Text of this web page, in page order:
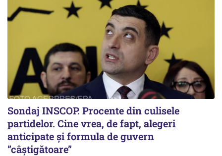
Sondaj INSCOP. Procente din culisele
partidelor. Cine vrea, de fapt, alegeri
anticipate și formula de guvern
”câștigătoare”